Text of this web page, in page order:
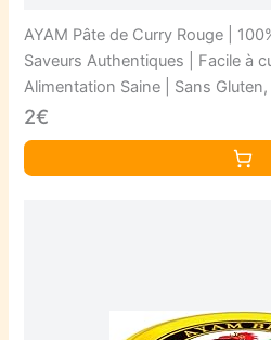
AYAM Pâte de Curry Rouge |
Saveurs Authentiques | Facile à
Alimentation Saine | Sans
Conservateurs - 100g
2€